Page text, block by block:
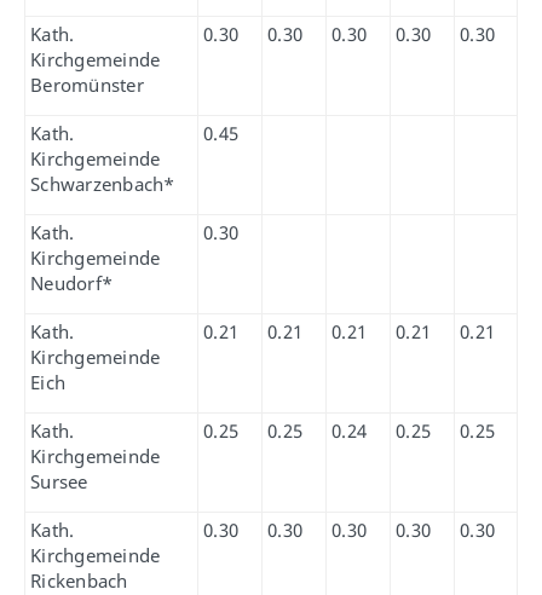
Kath.
Kirchgemeinde
Beromünster
0.30 0.30 0.30 0.30 0.30
Kath.
Kirchgemeinde
Schwarzenbach*
0.45
Kath.
Kirchgemeinde
Neudorf*
0.30
Kath.
Kirchgemeinde
Eich
0.21 0.21 0.21 0.21 0.21
Kath.
Kirchgemeinde
Sursee
0.25 0.25 0.24 0.25 0.25
Kath.
Kirchgemeinde
Rickenbach
0.30 0.30 0.30 0.30 0.30